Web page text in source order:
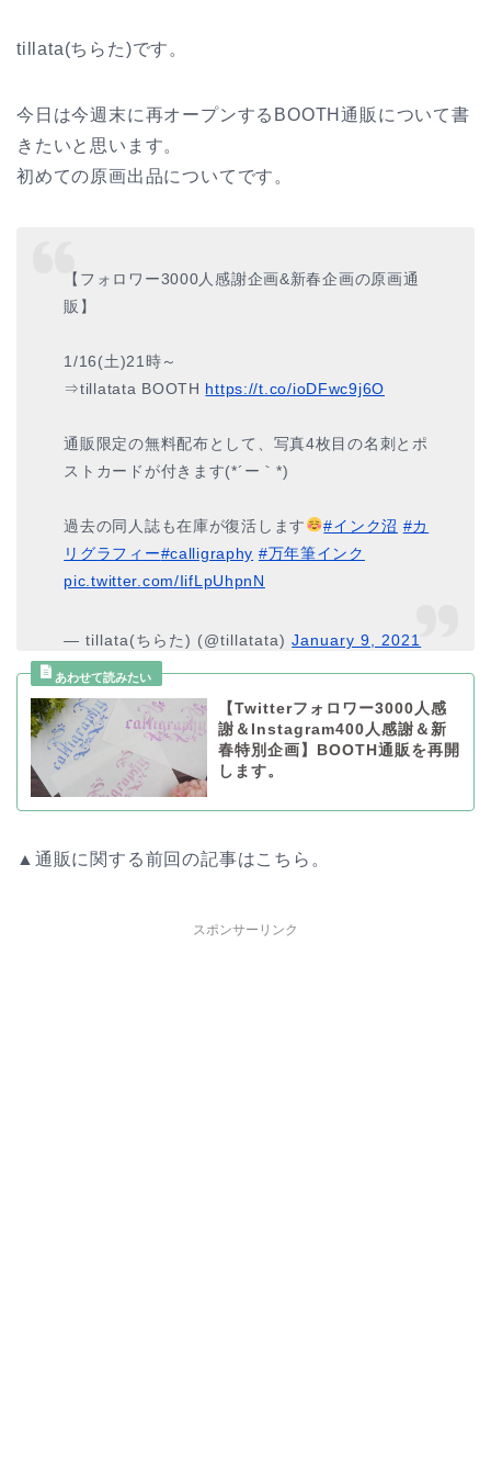
tillata(ちらた)です。
今日は今週末に再オープンするBOOTH通販について書
きたいと思います。
初めての原画出品についてです。
【フォロワー3000人感謝企画&新春企画の原画通
販】
1/16(土)21時～
⇒tillatata BOOTH https://t.co/ioDFwc9j6O
通販限定の無料配布として、写真4枚目の名刺とポ
ストカードが付きます(*´ー｀*)
過去の同人誌も在庫が復活します #インク沼 #カ
リグラフィー#calligraphy #万年筆インク
pic.twitter.com/IifLpUhpnN
— tillata(ちらた) (@tillatata)January 9, 2021
【Twitterフォロワー3000人感
謝＆Instagram400人感謝＆新
春特別企画】BOOTH通販を再開
します。
▲通販に関する前回の記事はこちら。
スポンサーリンク